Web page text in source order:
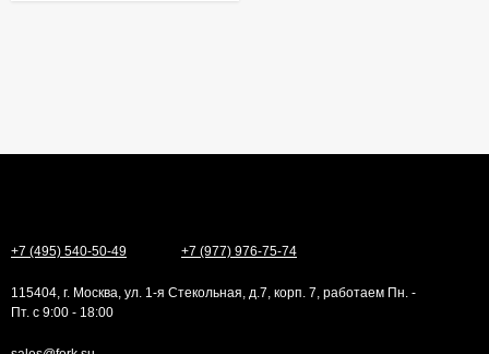
+7 (495) 540-50-49 +7 (977) 976-75-74
115404, г. Москва, ул. 1-я Стекольная, д.7, корп. 7, работаем Пн. -
Пт. с 9:00 - 18:00